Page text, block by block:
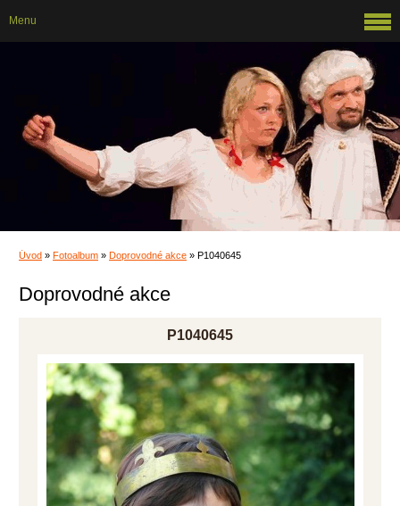
Úvod » Fotoalbum » Doprovodné akce » P1040645
Doprovodné akce
P1040645
Menu